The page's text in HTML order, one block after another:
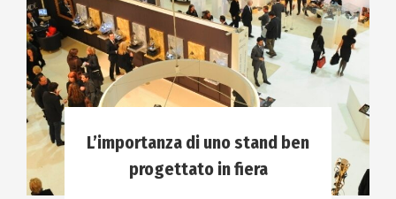
L’importanza di uno stand ben
progettato in fiera